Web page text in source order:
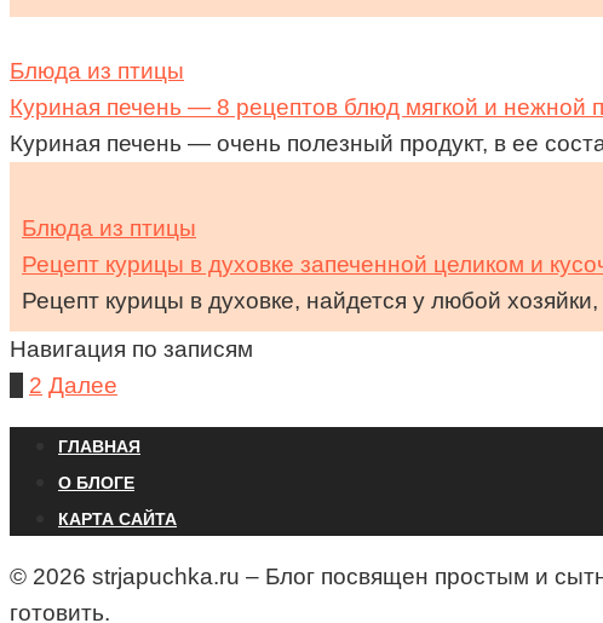
Блюда из птицы
Куриная печень — 8 рецептов блюд мягкой и нежной
Куриная печень — очень полезный продукт, в ее
Блюда из птицы
Рецепт курицы в духовке запеченной целиком и
Рецепт курицы в духовке, найдется у любой
Навигация по записям
2 Далее
ГЛАВНАЯ
О БЛОГЕ
КАРТА САЙТА
© 2026 strjapuchka.ru – Блог посвящен простым и
готовить.